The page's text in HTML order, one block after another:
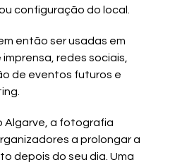
configuração do local.
então ser usadas em
redes sociais,
de eventos futuros e
Algarve, a fotografia
a prolongar a
depois do seu dia. Uma